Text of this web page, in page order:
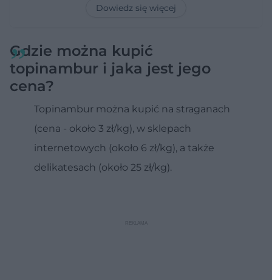
Dowiedz się więcej
Gdzie można kupić
topinambur i jaka jest jego
cena?
Topinambur można kupić na straganach
(cena - około 3 zł/kg), w sklepach
internetowych (około 6 zł/kg), a także
delikatesach (około 25 zł/kg).